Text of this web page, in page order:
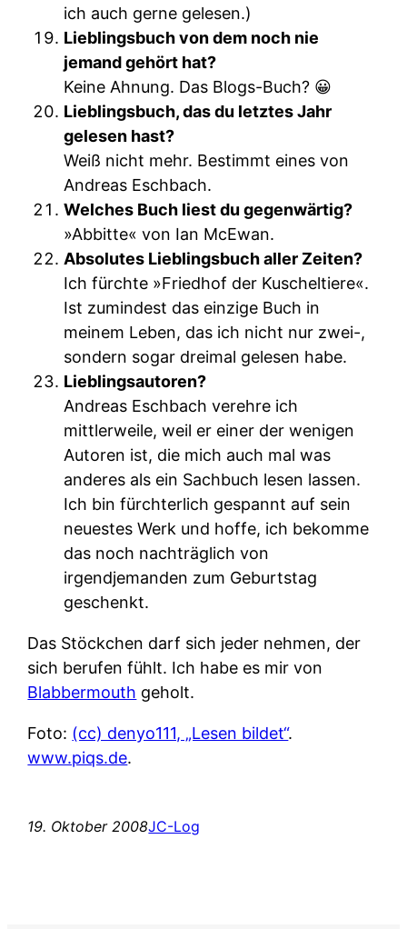
ich auch gerne gelesen.)
Lieblingsbuch von dem noch nie
jemand gehört hat?
Keine Ahnung. Das Blogs-Buch? 😀
Lieblingsbuch, das du letztes Jahr
gelesen hast?
Weiß nicht mehr. Bestimmt eines von
Andreas Eschbach.
Welches Buch liest du gegenwärtig?
»Abbitte« von Ian McEwan.
Absolutes Lieblingsbuch aller Zeiten?
Ich fürchte »Friedhof der Kuscheltiere«.
Ist zumindest das einzige Buch in
meinem Leben, das ich nicht nur zwei-,
sondern sogar dreimal gelesen habe.
Lieblingsautoren?
Andreas Eschbach verehre ich
mittlerweile, weil er einer der wenigen
Autoren ist, die mich auch mal was
anderes als ein Sachbuch lesen lassen.
Ich bin fürchterlich gespannt auf sein
neuestes Werk und hoffe, ich bekomme
das noch nachträglich von
irgendjemanden zum Geburtstag
geschenkt.
Das Stöckchen darf sich jeder nehmen, der
sich berufen fühlt. Ich habe es mir von
Blabbermouth geholt.
Foto: (cc) denyo111, „Lesen bildet“.
www.piqs.de.
19. Oktober 2008JC-Log